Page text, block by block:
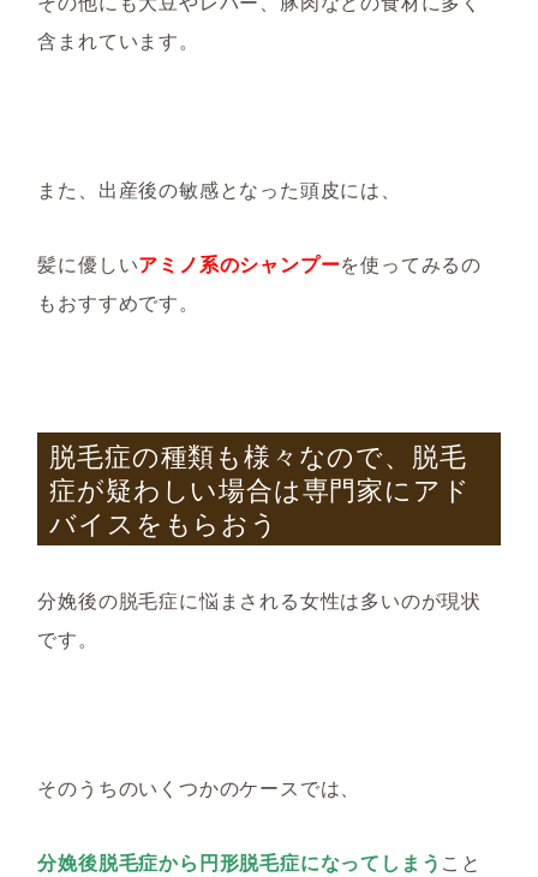
含まれています。
また、出産後の敏感となった頭皮には、
髪に優しいアミノ系のシャンプーを使ってみるの
もおすすめです。
脱毛症の種類も様々なので、脱毛
症が疑わしい場合は専門家にアド
バイスをもらおう
分娩後の脱毛症に悩まされる女性は多いのが現状
です。
そのうちのいくつかのケースでは、
分娩後脱毛症から円形脱毛症になってしまう こと